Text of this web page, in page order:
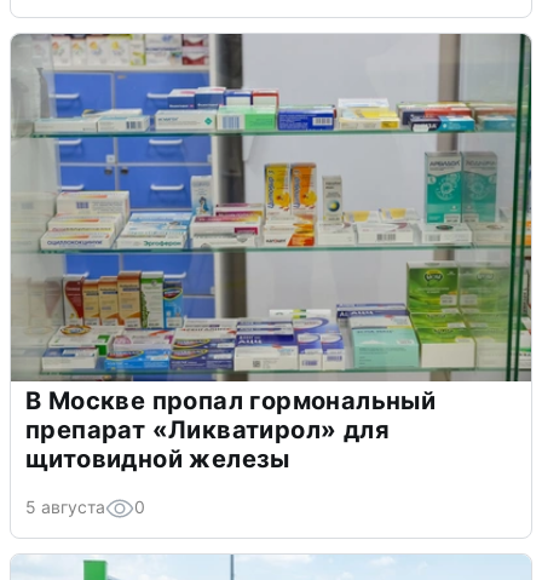
В Москве пропал гормональный
препарат «Ликватирол» для
щитовидной железы
5 августа 0